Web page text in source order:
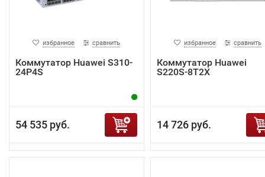
избранное сравнить
Коммутатор Huawei S310-
24P4S
54 535 руб.
избранное сравнить
Коммутатор Huawei
S220S-8T2X
14 726 руб.